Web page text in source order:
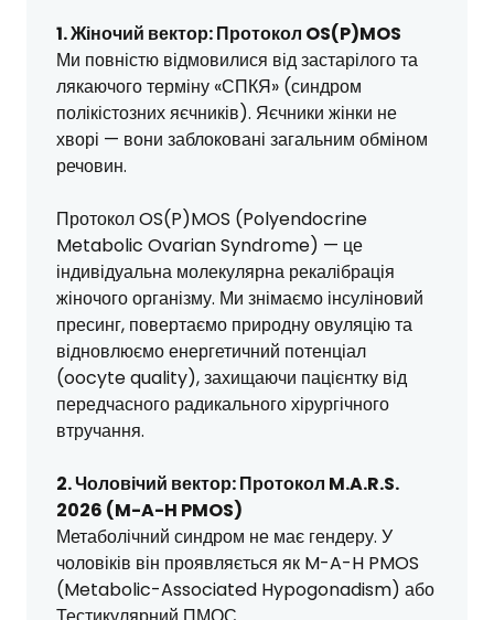
1. Жіночий вектор: Протокол OS(P)MOS
Ми повністю відмовилися від застарілого та
лякаючого терміну «СПКЯ» (синдром
полікістозних яєчників). Яєчники жінки не
хворі — вони заблоковані загальним обміном
речовин.
Протокол OS(P)MOS (Polyendocrine
Metabolic Ovarian Syndrome) — це
індивідуальна молекулярна рекалібрація
жіночого організму. Ми знімаємо інсуліновий
пресинг, повертаємо природну овуляцію та
відновлюємо енергетичний потенціал
(oocyte quality), захищаючи пацієнтку від
передчасного радикального хірургічного
втручання.
2. Чоловічий вектор: Протокол M.A.R.S.
2026 (M-A-H PMOS)
Метаболічний синдром не має гендеру. У
чоловіків він проявляється як M-A-H PMOS
(Metabolic-Associated Hypogonadism) або